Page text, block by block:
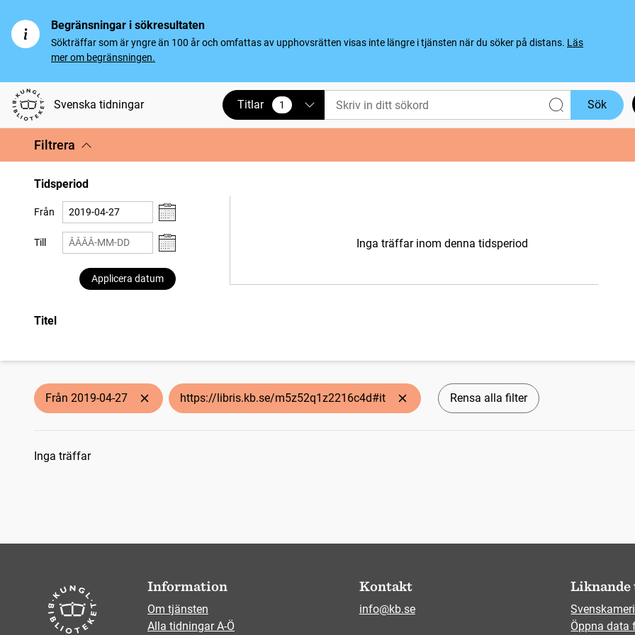
Begränsningar i sökresultaten
Sökträffar som är yngre än 100 år och omfattas av upphovsrätten visas inte längre i tjänsten när du söker på distans. Läs
mer om begränsningen.
Svenska tidningar Titlar 1
vald Sök
Filtrera
Tidsperiod
Från
Till
Applicera datum
Inga träffar inom denna tidsperiod
Titel
Från 2019-04-27 https://libris.kb.se/m5z52q1z2216c4d#it Rensa alla filter
Sökresultat
Inga träffar
Information
Om tjänsten
Alla tidningar A-Ö
Kontakt
info@kb.se
Öppna data